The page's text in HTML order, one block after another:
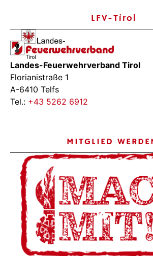
LFV-Tirol
Landes-Feuerwehrverband Tirol
Florianistraße 1
A-6410 Telfs
Tel.: +43 5262 6912
MITGLIED